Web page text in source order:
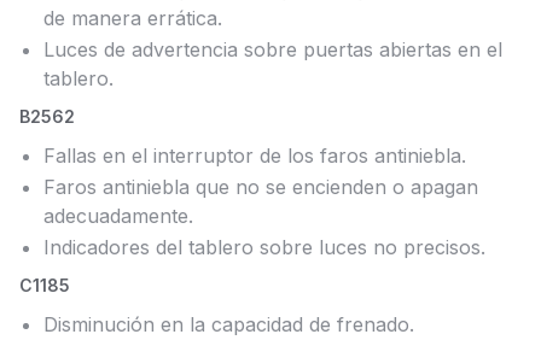
de manera errática.
Luces de advertencia sobre puertas abiertas en el
tablero.
B2562
Fallas en el interruptor de los faros antiniebla.
Faros antiniebla que no se encienden o apagan
adecuadamente.
Indicadores del tablero sobre luces no precisos.
C1185
Disminución en la capacidad de frenado.